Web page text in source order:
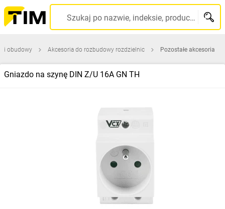
Szukaj po nazwie, indeksie, producencie, kodzie kreskowym...
i obudowy Akcesoria do rozbudowy rozdzielnic Pozostałe akcesoria
Gniazdo na szynę DIN Z/U 16A GN TH